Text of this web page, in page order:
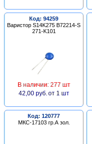
Код: 94259
Варистор S14K275 B72214-S
271-K101
В наличии: 277 шт
42,00 руб. от 1 шт
Код: 120777
МКС-17103 гр.А зол.